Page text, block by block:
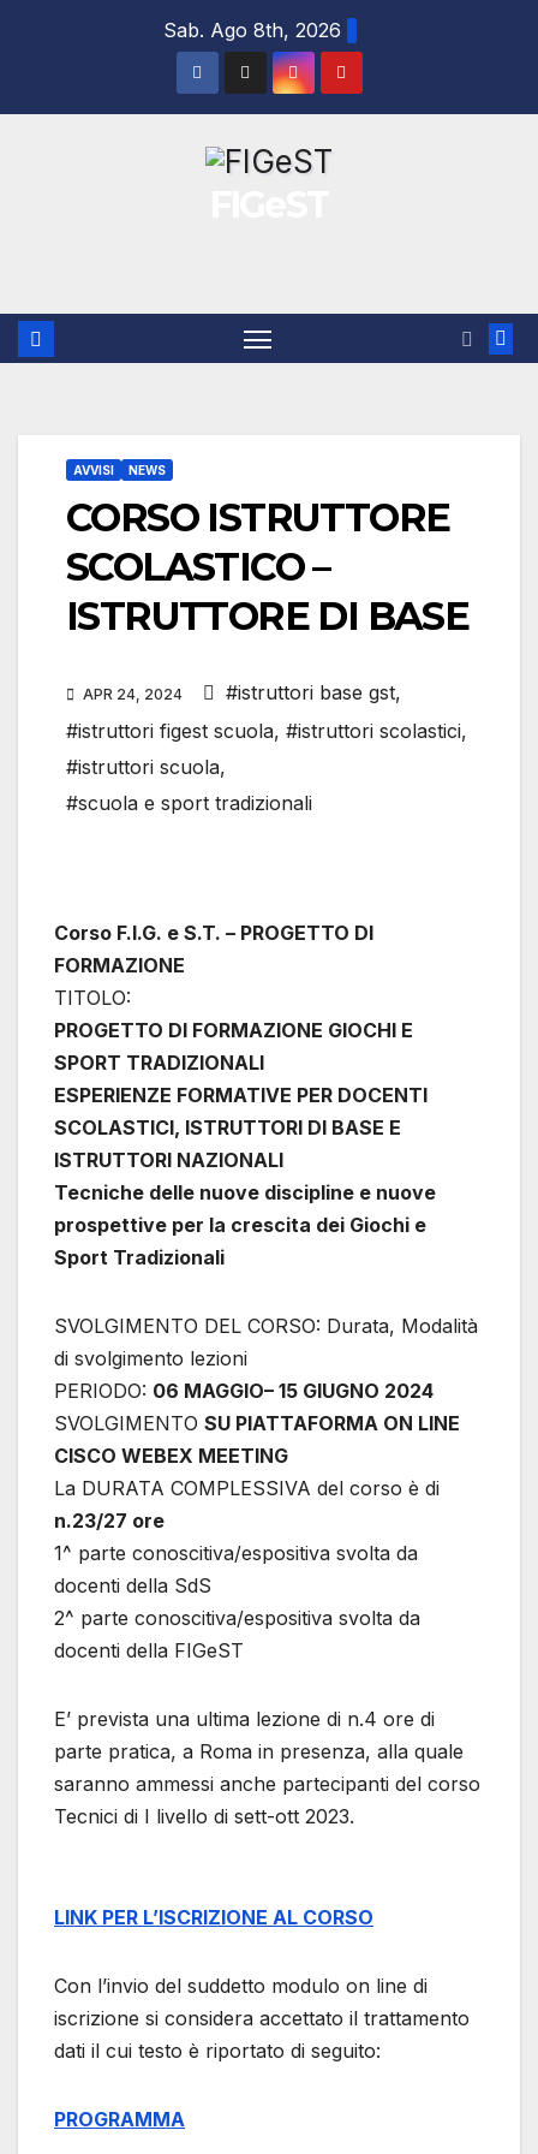
Sab. Ago 8th, 2026
AVVISI NEWS
CORSO ISTRUTTORE
SCOLASTICO –
ISTRUTTORE DI BASE
APR 24, 2024 #istruttori base gst,
#istruttori figest scuola, #istruttori scolastici,
#istruttori scuola,
#scuola e sport tradizionali
Corso F.I.G. e S.T. – PROGETTO DI
FORMAZIONE
TITOLO:
PROGETTO DI FORMAZIONE GIOCHI E
SPORT TRADIZIONALI
ESPERIENZE FORMATIVE PER DOCENTI
SCOLASTICI, ISTRUTTORI DI BASE E
ISTRUTTORI NAZIONALI
Tecniche delle nuove discipline e nuove
prospettive per la crescita dei Giochi e
Sport Tradizionali
SVOLGIMENTO DEL CORSO: Durata, Modalità
di svolgimento lezioni
PERIODO: 06 MAGGIO– 15 GIUGNO 2024
SVOLGIMENTO SU PIATTAFORMA ON LINE
CISCO WEBEX MEETING
La DURATA COMPLESSIVA del corso è di
n.23/27 ore
1^ parte conoscitiva/espositiva svolta da
docenti della SdS
2^ parte conoscitiva/espositiva svolta da
docenti della FIGeST
E’ prevista una ultima lezione di n.4 ore di
parte pratica, a Roma in presenza, alla quale
saranno ammessi anche partecipanti del corso
Tecnici di I livello di sett-ott 2023.
LINK PER L’ISCRIZIONE AL CORSO
Con l’invio del suddetto modulo on line di
iscrizione si considera accettato il trattamento
dati il cui testo è riportato di seguito:
PROGRAMMA